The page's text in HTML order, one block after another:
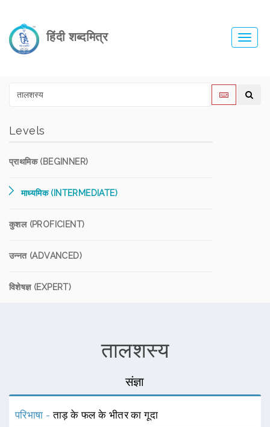
हिंदी शब्दमित्र
Levels
प्राथमिक (BEGINNER)
माध्यमिक (INTERMEDIATE)
कुशल (PROFICIENT)
उन्नत (ADVANCED)
विशेषज्ञ (EXPERT)
तालशस्य
संज्ञा
परिभाषा -ताड़ के फल के भीतर का गूदा